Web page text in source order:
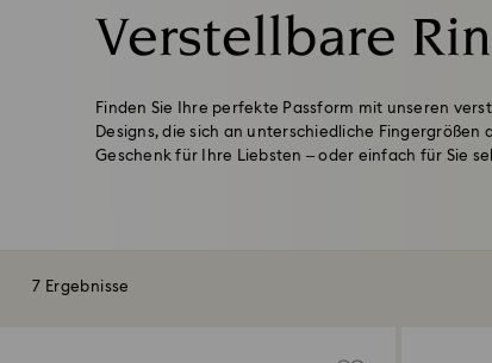
Verstellbare
Finden Sie Ihre perfekte Passform mit unseren
Designs, die sich an unterschiedliche Fingergrößen
Geschenk für Ihre Liebsten – oder einfach für Sie
7 Ergebnisse